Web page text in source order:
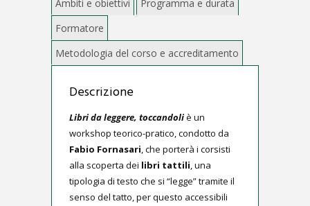
Descrizione
Libri da leggere, toccandoliè un
workshop teorico-pratico, condotto da
Fabio Fornasari, che porterà i corsisti
alla scoperta dei libri tattili, una
tipologia di testo che si “legge” tramite il
senso del tatto, per questo accessibili